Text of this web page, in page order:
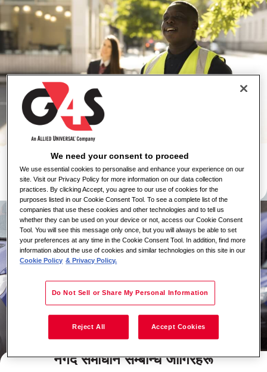
सुरक्षा सेवाहरू
जागिरहरू हेर्नुहोस्
थप जान्नुहोस्
नगद समाधान सम्बन्धि जागिरहरू
We need your consent to proceed
We use essential cookies to personalise and enhance your experience on our
site. Visit our Privacy Policy for more information on our data collection
practices. By clicking Accept, you agree to our use of cookies for the
purposes listed in our Cookie Consent Tool. To see a complete list of the
companies that use these cookies and other technologies and to tell us
whether they can be used on your device or not, access our Cookie Consent
Tool. You will see this message only once, but you will always be able to set
your preferences at any time in the Cookie Consent Tool. In addition, find more
information about the use of cookies and similar technologies on this site in our
Cookie Policy & Privacy Policy.
Do Not Sell or Share My Personal Information
Reject All Accept Cookies